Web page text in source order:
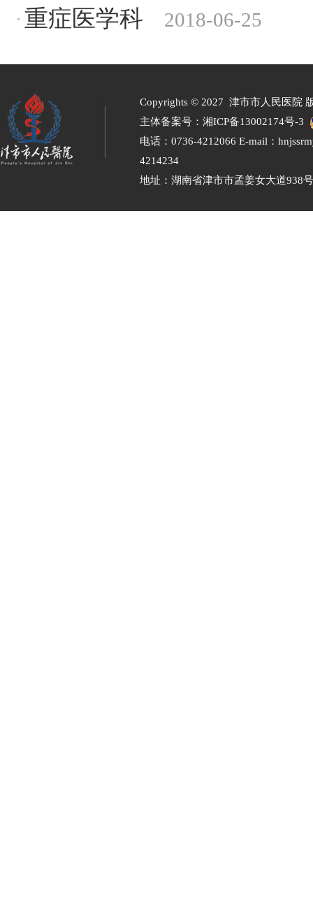
重症医学科 2018-06-25
Copyrights © 2027 津市市人民医院
主体备案号： 湘ICP备13002174号-3
电话：0736-4212066 E-mail：
4214234
地址：湖南省津市市孟姜女大道938